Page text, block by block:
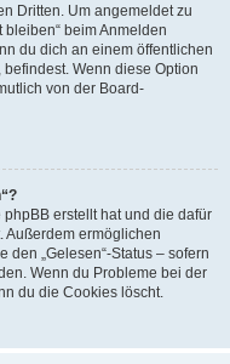
Dritten. Um angemeldet zu
beim Anmelden
du dich an einem öffentlichen
Wenn diese Option
von der Board-
erstellt hat und die dafür
Außerdem ermöglichen
„Gelesen“-Status – sofern
Wenn du Probleme bei der
du die Cookies löscht.